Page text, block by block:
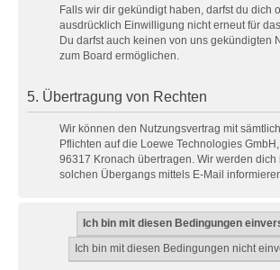
Falls wir dir gekündigt haben, darfst du dich
ausdrücklich Einwilligung nicht erneut für
Du darfst auch keinen von uns gekündigten
zum Board ermöglichen.
5. Übertragung von Rechten
Wir können den Nutzungsvertrag mit
Pflichten auf die Loewe Technologies
96317 Kronach übertragen. Wir werden dich
solchen Übergangs mittels E-Mail